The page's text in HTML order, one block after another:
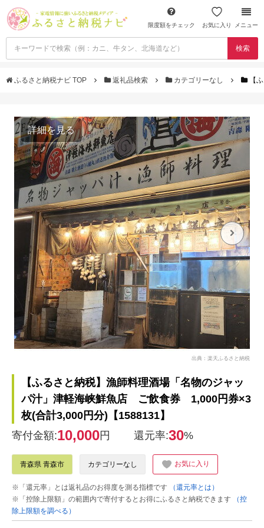
限度額をチェック お気に入り メニュー
検索
ふるさと納税ナビ TOP 返礼品検索 カテゴリーなし 【
詳細を見る
出典：楽天ふるさと納税
【ふるさと納税】漁師料理酒場「名物のジャッ
パ汁」津軽海峡鮮魚店 ご飲食券 1,000円券×3
枚(合計3,000円分)【1588131】
寄付金額:10,000円 還元率:30%
青森県 青森市 カテゴリーなし お気に入り
※「還元率」とは返礼品のお得度を測る指標です
（還元率とは）
※「控除上限額」の範囲内で寄付するとお得にふるさと納税できます
（控
除上限額を調べる）